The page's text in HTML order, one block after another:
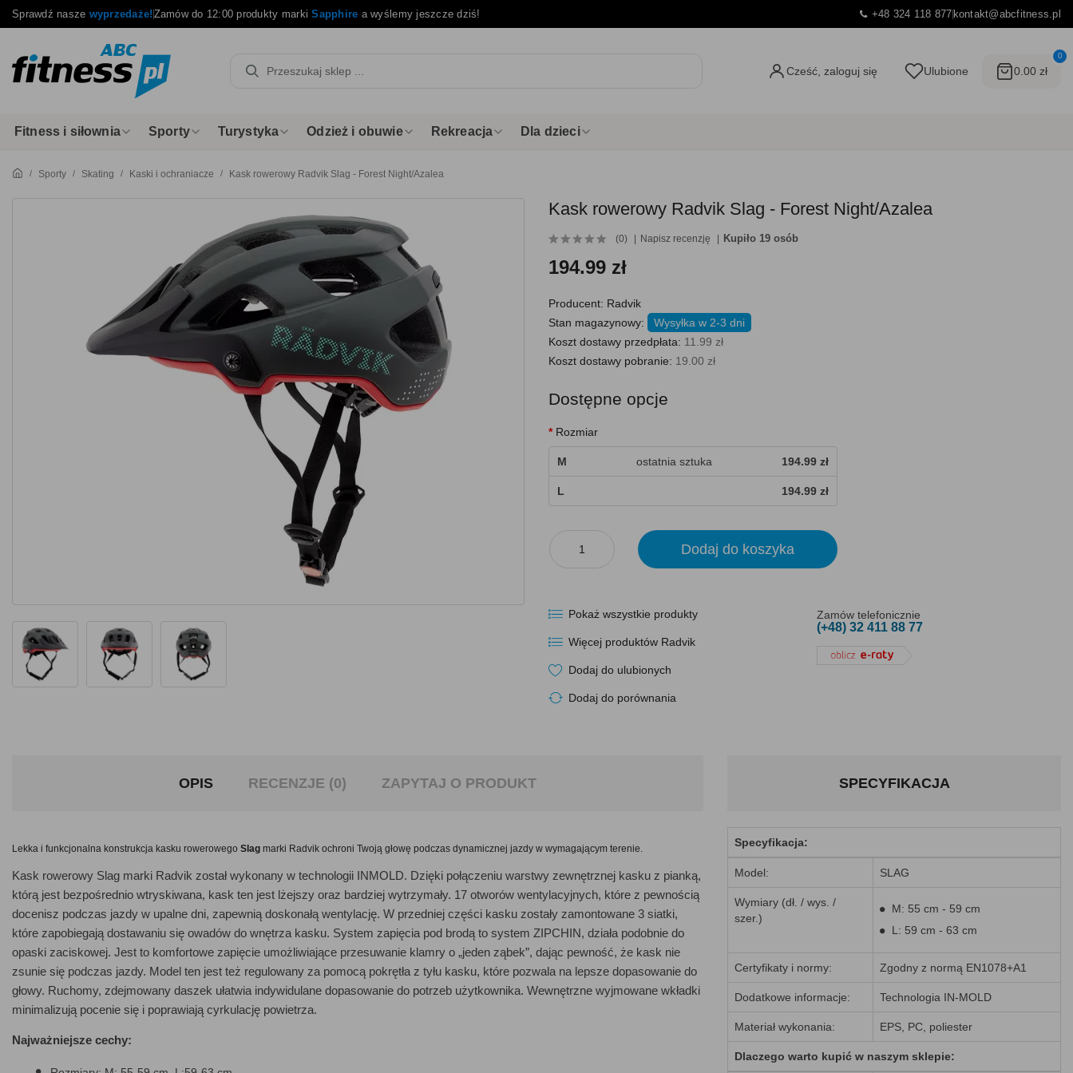
Sprawdź nasze wyprzedaże!Zamów do 12:00 produkty markiSapphire a wyślemy jeszcze dziś! +48 324 118 877kontakt@abcfitness.pl
Cześć, zaloguj się Ulubione
0
0.00 zł
Fitness i siłownia Sporty Turystyka Odzież i obuwie Rekreacja Dla dzieci
Sporty Skating Kaski i ochraniacze Kask rowerowy Radvik Slag - Forest Night/Azalea
Kask rowerowy Radvik Slag - Forest Night/Azalea
(0) Napisz recenzję Kupiło 19 osób
194.99 zł
Producent: Radvik
Stan magazynowy:
Wysyłka w 2-3 dni
Koszt dostawy przedpłata: 11.99 zł
Koszt dostawy pobranie: 19.00 zł
Dostępne opcje
Rozmiar
M ostatnia sztuka 194.99 zł
L 194.99 zł
Dodaj do koszyka
Pokaż wszystkie produkty
Więcej produktów Radvik
Dodaj do ulubionych
Dodaj do porównania
Zamów telefonicznie
(+48) 32 411 88 77
OPIS RECENZJE (0) ZAPYTAJ O PRODUKT
Lekka i funkcjonalna konstrukcja kasku rowerowego Slag marki Radvik ochroni Twoją głowę podczas dynamicznej jazdy w wymagającym terenie.
Kask rowerowy Slag marki Radvik został wykonany w technologii INMOLD. Dzięki połączeniu warstwy zewnętrznej kasku z pianką,
którą jest bezpośrednio wtryskiwana, kask ten jest lżejszy oraz bardziej wytrzymały. 17 otworów wentylacyjnych, które z pewnością
docenisz podczas jazdy w upalne dni, zapewnią doskonałą wentylację. W przedniej części kasku zostały zamontowane 3 siatki,
które zapobiegają dostawaniu się owadów do wnętrza kasku. System zapięcia pod brodą to system ZIPCHIN, działa podobnie do
opaski zaciskowej. Jest to komfortowe zapięcie umożliwiające przesuwanie klamry o „jeden ząbek”, dając pewność, że kask nie
zsunie się podczas jazdy. Model ten jest też regulowany za pomocą pokrętła z tyłu kasku, które pozwala na lepsze dopasowanie do
głowy. Ruchomy, zdejmowany daszek ułatwia indywidulane dopasowanie do potrzeb użytkownika. Wewnętrzne wyjmowane wkładki
minimalizują pocenie się i poprawiają cyrkulację powietrza.
Najważniejsze cechy:
SPECYFIKACJA
Specyfikacja:
Model: SLAG
Wymiary (dł. / wys. /
szer.)
M: 55 cm - 59 cm
L: 59 cm - 63 cm
Certyfikaty i normy: Zgodny z normą EN1078+A1
Dodatkowe informacje: Technologia IN-MOLD
Materiał wykonania: EPS, PC, poliester
Dlaczego warto kupić w naszym sklepie: